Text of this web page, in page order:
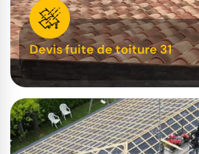
Devis fuite de toiture 31